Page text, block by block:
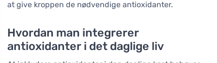
at give kroppen de nødvendige antioxidanter.
Hvordan man integrerer
antioxidanter i det daglige liv